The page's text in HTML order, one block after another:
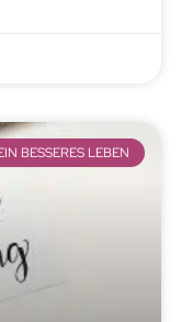
BESSERES LEBEN